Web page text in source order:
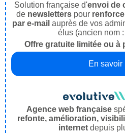
Solution française d'envoi de
de newsletters pour
par e-mail auprès de vos
élus (ancien nom
Offre gratuite limitée ou à
En savoir
Agence web française
refonte, amélioration,
internet depuis